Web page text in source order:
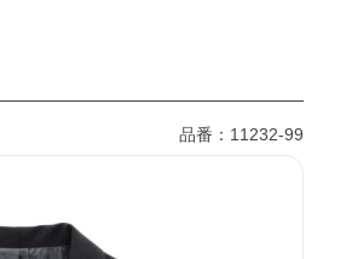
品番：11232-99